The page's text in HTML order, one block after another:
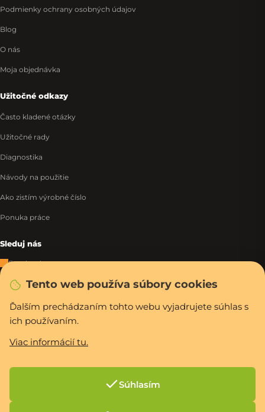
Tento web používa súbory cookies
Ďalším prechádzaním tohto webu vyjadrujete súhlas s
ich používaním.
Viac informácií tu.
Súhlasím
Podmienky ochrany osobných údajov
Blog
O nás
Moja objednávka
Užitočné odkazy
Často kladené otázky
Užitočné rady
Diagnostika
Návody na použitie
Ako zistím výrobné číslo
Ponuka práce
Sleduj nás
Facebook
Instagram
Tiktok
WhatsApp